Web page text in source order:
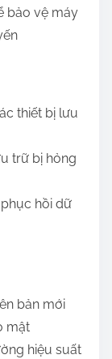
bảo vệ máy
thiết bị lưu
trữ bị hỏng
hồi dữ
bản mới
mật
hiệu suất